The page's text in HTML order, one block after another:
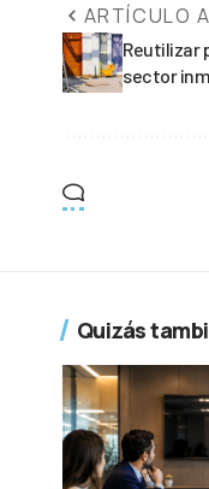
ARTÍCULO
Reutilizar
sector
Quizás